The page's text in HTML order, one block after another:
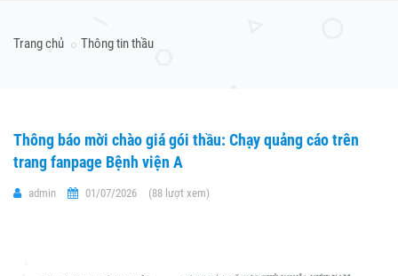
Trang chủ Thông tin thầu
Thông báo mời chào giá gói thầu: Chạy quảng cáo trên
trang fanpage Bệnh viện A
admin 01/07/2026 (88 lượt xem)